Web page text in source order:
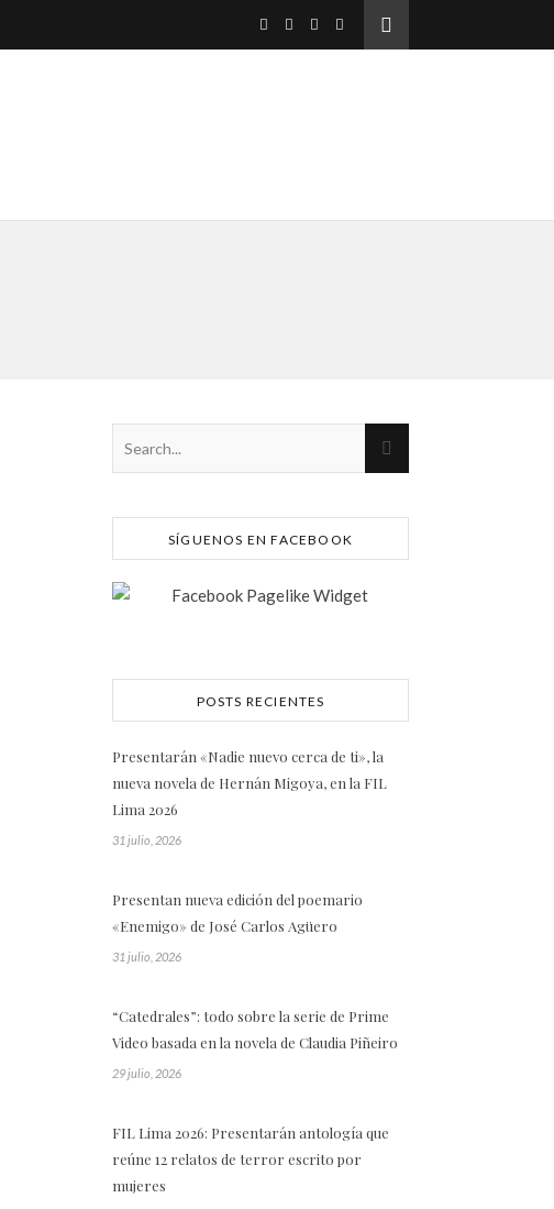
SÍGUENOS EN FACEBOOK
POSTS RECIENTES
Presentarán «Nadie nuevo cerca de ti», la
nueva novela de Hernán Migoya, en la FIL
Lima 2026
31 julio, 2026
Presentan nueva edición del poemario
«Enemigo» de José Carlos Agüero
31 julio, 2026
“Catedrales”: todo sobre la serie de Prime
Video basada en la novela de Claudia Piñeiro
29 julio, 2026
FIL Lima 2026: Presentarán antología que
reúne 12 relatos de terror escrito por
mujeres